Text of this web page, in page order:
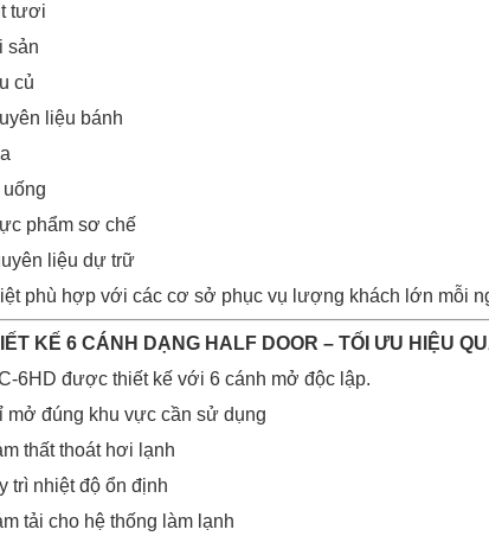
tươi
sản
củ
liệu bánh
uống
phẩm sơ chế
liệu dự trữ
phù hợp với các cơ sở phục vụ lượng khách lớn mỗi
KẾ 6 CÁNH DẠNG HALF DOOR – TỐI ƯU HIỆU
6HD được thiết kế với 6 cánh mở độc lập.
mở đúng khu vực cần sử dụng
thất thoát hơi lạnh
trì nhiệt độ ổn định
tải cho hệ thống làm lạnh